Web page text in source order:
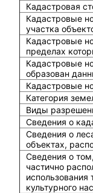
Кадастровая
Кадастровые
участка
Кадастровые
пределах
Кадастровые
образован
Кадастровые
Категория
Виды
Сведения о
Cведения о
объектах,
Сведения о
частично
использования
культурного